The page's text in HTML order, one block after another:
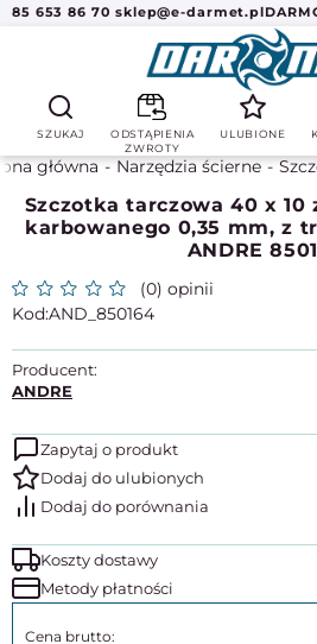
85 653 86 70 sklep@e-darmet.pl
SZUKAJ
ODSTĄPIENIA
ZWROTY
ULUBIONE
główna Narzędzia ścierne
Szczotka tarczowa 40 x
karbowanego 0,35 mm, z
ANDRE
(0) opinii
AND_850164
Producent:
ANDRE
Zapytaj o produkt
Koszty dostawy
Metody płatności